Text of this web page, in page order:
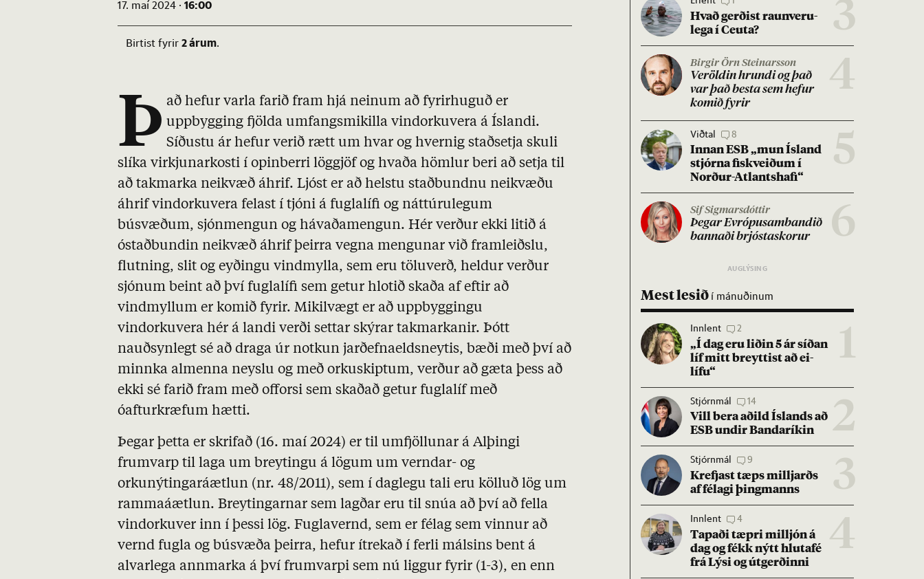
17. maí 2024 ·16:00
Birtist fyrir2 árum.
Þ að hefur varla farið fram hjá neinum að fyrirhuguð er
uppbygging fjölda umfangsmikilla vindorkuvera á Íslandi.
Síðustu ár hefur verið rætt um hvar og hvernig staðsetja skuli
slíka virkjunarkosti í opinberri löggjöf og hvaða hömlur beri að setja til
að takmarka neikvæð áhrif. Ljóst er að helstu staðbundnu neikvæðu
áhrif vindorkuvera felast í tjóni á fuglalífi og náttúrulegum
búsvæðum, sjónmengun og hávaðamengun. Hér verður ekki litið á
óstaðbundin neikvæð áhrif þeirra vegna mengunar við framleiðslu,
flutning, slit og eyðingu vindmylla, sem eru töluverð, heldur verður
sjónum beint að því fuglalífi sem getur hlotið skaða af eftir að
vindmyllum er komið fyrir. Mikilvægt er að uppbyggingu
vindorkuvera hér á landi verði settar skýrar takmarkanir. Þótt
nauðsynlegt sé að draga úr notkun jarðefnaeldsneytis, bæði með því að
minnka almenna neyslu og með orkuskiptum, verður að gæta þess að
ekki sé farið fram með offorsi sem skaðað getur fuglalíf með
óafturkræfum hætti.
Þegar þetta er skrifað (16. maí 2024) er til umfjöllunar á Alþingi
frumvarp til laga um breytingu á lögum um verndar- og
orkunýtingaráætlun (nr. 48/2011), sem í daglegu tali eru kölluð lög um
rammaáætlun. Breytingarnar sem lagðar eru til snúa að því að fella
vindorkuver inn í þessi lög. Fuglavernd, sem er félag sem vinnur að
vernd fugla og búsvæða þeirra, hefur ítrekað í ferli málsins bent á
alvarlega annmarka á því frumvarpi sem nú liggur fyrir (1-3), en enn
3
Hvað gerð­ist raun­veru­
lega í Ceuta?
4
Birgir Örn Steinarsson
Ver­öld­in hrundi og það
var það besta sem hef­ur
kom­ið fyr­ir
5
Viðtal 8
Inn­an ESB „mun Ís­land
stjórna fisk­veið­um í
Norð­ur-Atlants­hafi“
6
Sif Sigmarsdóttir
Þeg­ar Evr­ópu­sam­band­ið
bann­aði brjósta­skor­ur
Mest lesið í mánuðinum
1
Innlent 2
„Í dag eru lið­in 5 ár síð­an
líf mitt breytt­ist að ei­
lífu“
2
Stjórnmál 14
Vill bera að­ild Ís­lands að
ESB und­ir Banda­rík­in
3
Stjórnmál 9
Krefjast tæps millj­arðs
af fé­lagi þing­manns
4
Innlent 4
Tap­aði tæpri millj­ón á
dag og fékk nýtt hluta­fé
frá Lýsi og út­gerð­inni